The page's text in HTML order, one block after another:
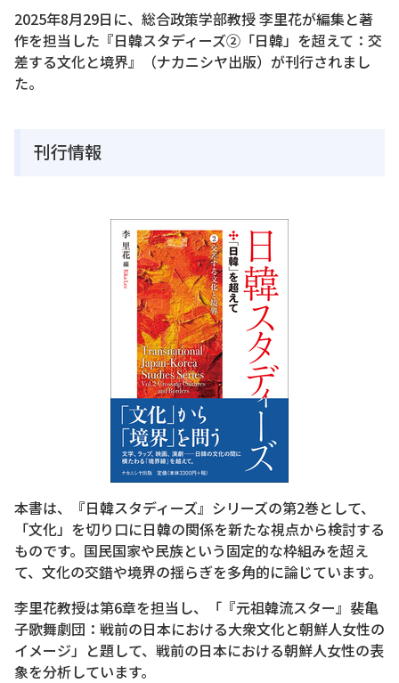
2025年8月29日に、総合政策学部教授 李里花が編集と著
作を担当した『日韓スタディーズ②「日韓」を超えて：交
差する文化と境界』（ナカニシヤ出版）が刊行されまし
た。
刊行情報
本書は、『日韓スタディーズ』シリーズの第2巻として、
「文化」を切り口に日韓の関係を新たな視点から検討する
ものです。国民国家や民族という固定的な枠組みを超え
て、文化の交錯や境界の揺らぎを多角的に論じています。
李里花教授は第6章を担当し、「『元祖韓流スター』裴亀
子歌舞劇団：戦前の日本における大衆文化と朝鮮人女性の
イメージ」と題して、戦前の日本における朝鮮人女性の表
象を分析しています。